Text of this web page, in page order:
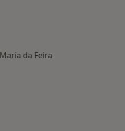
da Feira